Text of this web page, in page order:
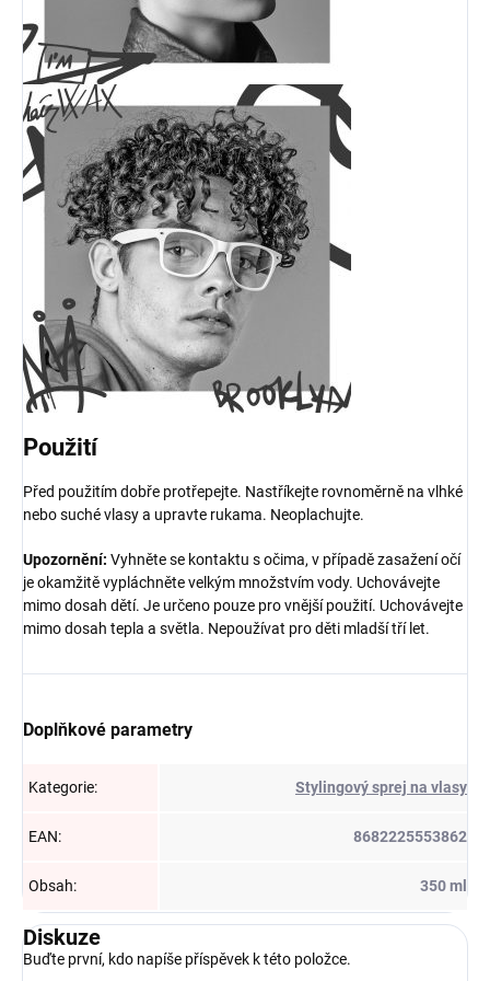
Použití
Před použitím dobře protřepejte. Nastříkejte rovnoměrně na vlhké
nebo suché vlasy a upravte rukama. Neoplachujte.
Upozornění: Vyhněte se kontaktu s očima, v případě zasažení očí
je okamžitě vypláchněte velkým množstvím vody. Uchovávejte
mimo dosah dětí. Je určeno pouze pro vnější použití. Uchovávejte
mimo dosah tepla a světla. Nepoužívat pro děti mladší tří let.
Doplňkové parametry
Kategorie: Stylingový sprej na vlasy
EAN: 8682225553862
Obsah: 350 ml
Diskuze
Buďte první, kdo napíše příspěvek k této položce.